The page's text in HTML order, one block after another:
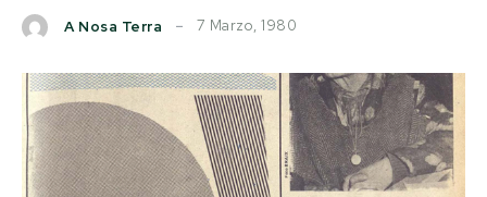
A Nosa Terra 7 Marzo, 1980